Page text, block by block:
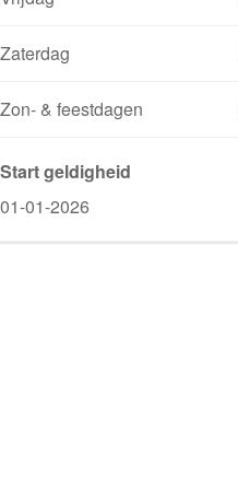
Zaterdag
Zon- & feestdagen
Start geldigheid
01-01-2026